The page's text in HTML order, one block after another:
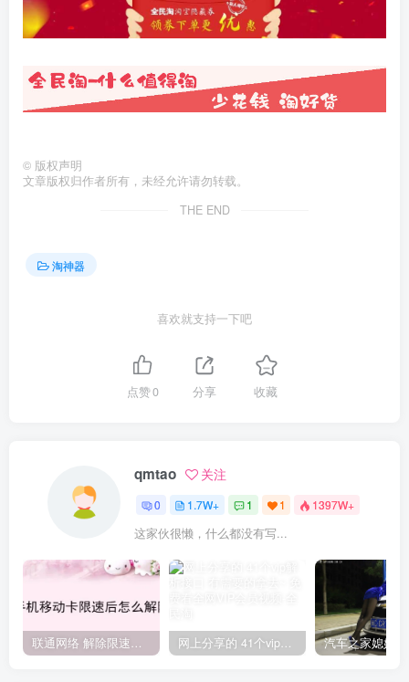
© 版权声明
文章版权归作者所有，未经允许请勿转载。
THE END
淘神器
喜欢就支持一下吧
点赞0 分享 收藏
qmtao 关注
0 1.7W+ 1 1 1397W+
这家伙很懒，什么都没有写...
联通网络 解除限速方法参考！畅享、畅玩、老白干等及其它地区自测了 网上分享的 41个vip解析接口 有需要的拿去~ 免费看全网VIP会员视频